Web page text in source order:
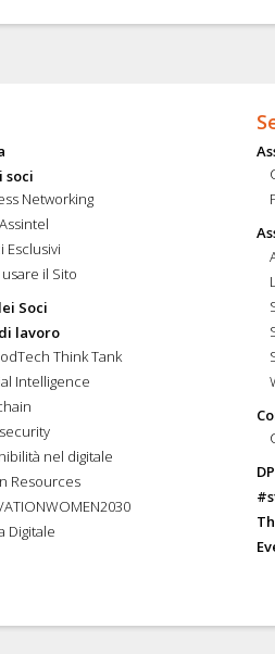
soci
Networking
Esclusivi
il Sito
Soci
lavoro
Think Tank
Intelligence
nel digitale
Resources
Digitale